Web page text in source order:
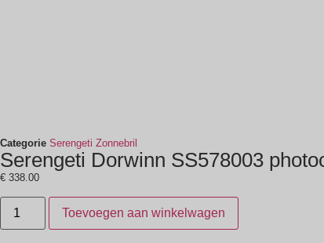
Categorie Serengeti Zonnebril
Serengeti Dorwinn SS578003
€ 338.00
Toevoegen aan winkelwagen